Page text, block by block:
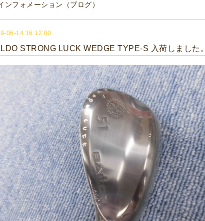
ンフォメーション（ブログ）
06-14 16:12:00
STRONG LUCK WEDGE TYPE-S 入荷しました。